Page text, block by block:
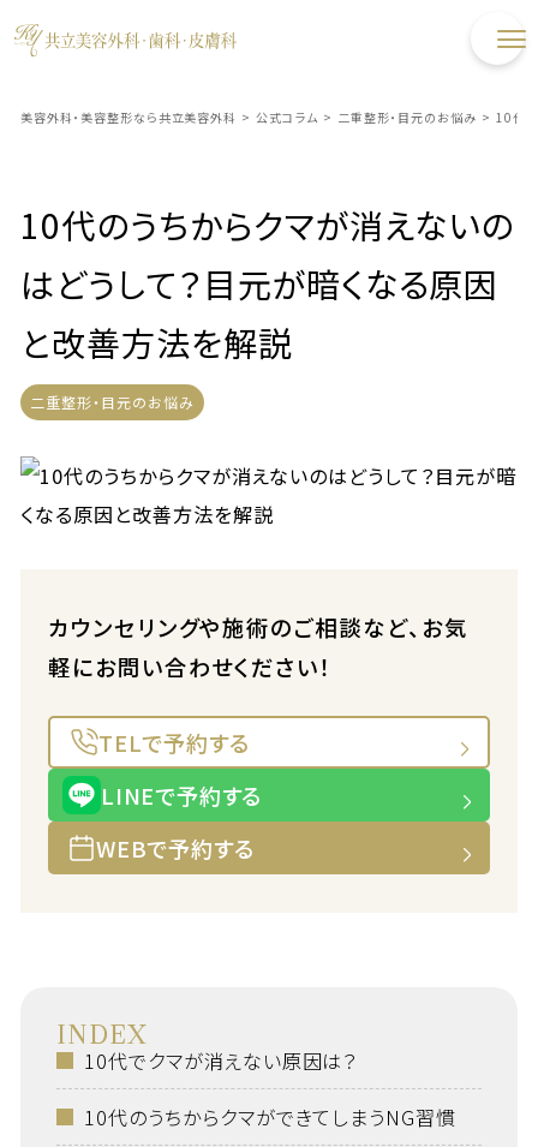
美容外科・美容整形なら共立美容外科 > 公式コラム > 二重整形・目元のお悩み > 10代
10代のうちからクマが消えないの
はどうして？目元が暗くなる原因
と改善方法を解説
二重整形・目元のお悩み
カウンセリングや施術のご相談など、お気
軽にお問い合わせください！
TELで予約する
LINEで予約する
WEBで予約する
INDEX
10代でクマが消えない原因は？
10代のうちからクマができてしまうNG習慣